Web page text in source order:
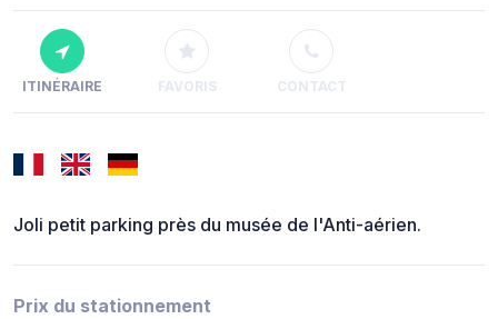
ITINÉRAIRE FAVORIS CONTACT
Joli petit parking près du musée de l'Anti-aérien.
Prix du stationnement